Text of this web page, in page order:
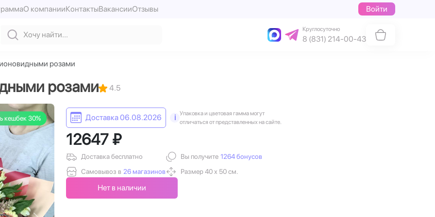
О компанииКонтактыВакансииОтзывы Войти
Круглосуточно
8 (831) 214-00-43
розами
розами 4.5
кешбек 30% Доставка 06.08.2026 i
Упаковка и цветовая гамма могут
отличаться от представленных на сайте.
12647 ₽
Доставка бесплатно
Самовывоз в 26 магазинов
Вы получите 1264 бонусов
Размер 40 х 50 см.
Нет в наличии